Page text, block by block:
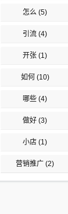
怎么 (5)
引流 (4)
开张 (1)
如何 (10)
哪些 (4)
做好 (3)
小店 (1)
营销推广 (2)